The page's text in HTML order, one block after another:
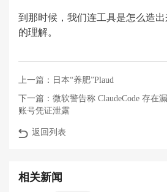
到那时候，我们连工具是怎么造
的理解。
上一篇： 日本“养肥”Plaud
下一篇： 微软警告称 ClaudeCode 存在
账号凭证泄露
返回列表
相关新闻